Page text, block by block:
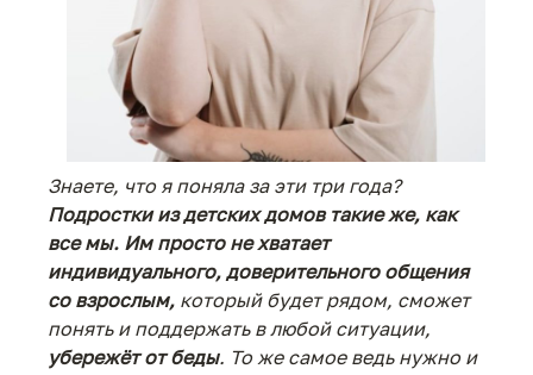
Знаете, что я поняла за эти три года?
Подростки из детских домов такие же, как
все мы. Им просто не хватает
индивидуального, доверительного общения
со взрослым, который будет рядом, сможет
понять и поддержать в любой ситуации,
убережёт от беды. То же самое ведь нужно и